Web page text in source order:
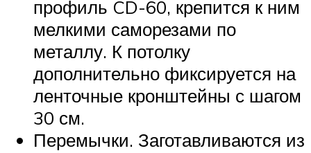
профиль CD-60, крепится к ним
мелкими саморезами по
металлу. К потолку
дополнительно фиксируется на
ленточные кронштейны с шагом
30 см.
Перемычки. Заготавливаются из